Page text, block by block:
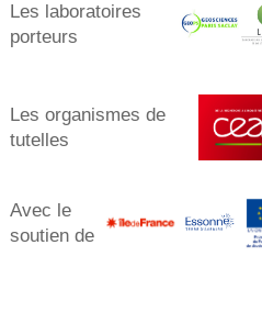
Les laboratoires
porteurs​
Les organismes de
tutelles
Avec le
soutien de